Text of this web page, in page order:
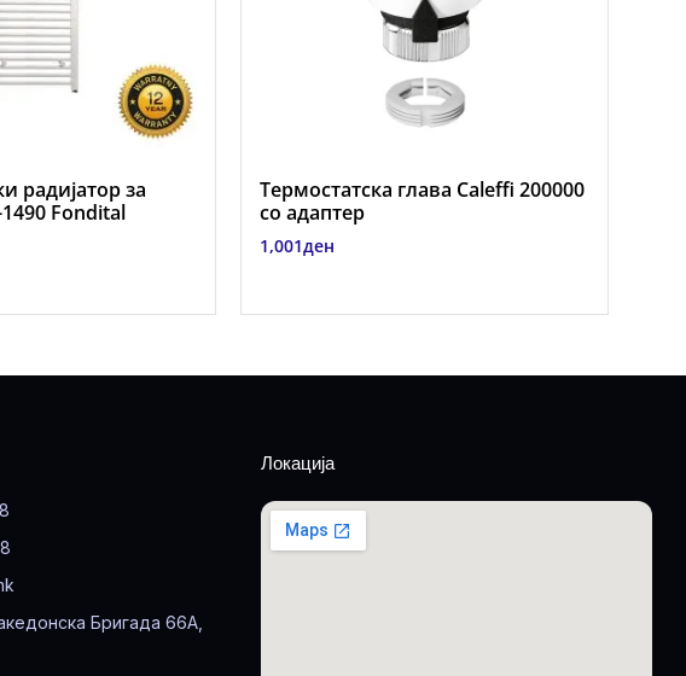
радијатор за
Fondital
Термостатска глава Caleffi 200000
со адаптер
1,001ден
Бригада 66А,
Локација